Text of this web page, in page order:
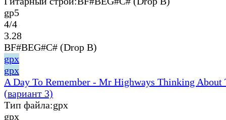
gp5
4/4
3.28
BF#BEG#C# (Drop B)
gpx
gpx
A Day To Remember - Mr Highways Thinking About
(вариант 3)
Тип файла:gpx
gpx